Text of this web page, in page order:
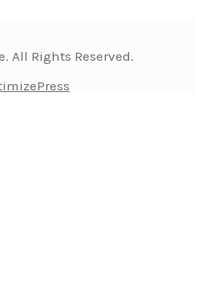
All Rights Reserved.